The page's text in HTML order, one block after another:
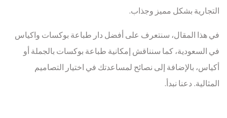
التجارية بشكل مميز وجذاب.
في هذا المقال، سنتعرف على أفضل دار طباعة بوكسات واكياس
في السعودية، كما سنناقش إمكانية طباعة بوكسات بالجملة أو
أكياس، بالإضافة إلى نصائح لمساعدتك في اختيار التصاميم
المثالية. دعنا نبدأ.